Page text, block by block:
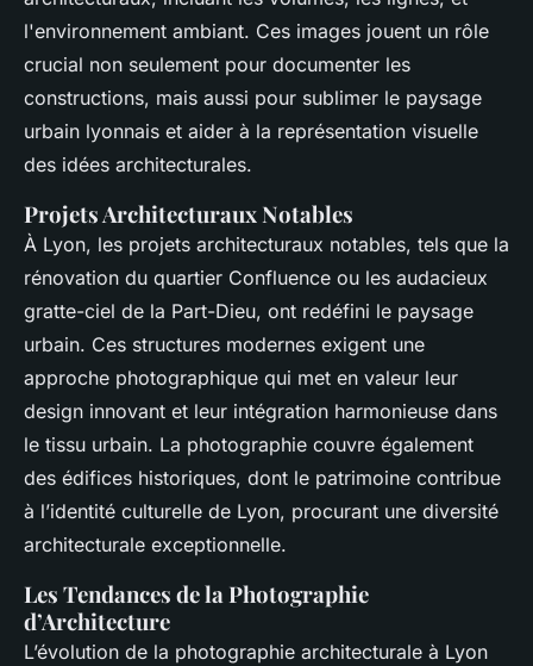
l'environnement ambiant. Ces images jouent un rôle
crucial non seulement pour documenter les
constructions, mais aussi pour sublimer le paysage
urbain lyonnais et aider à la représentation visuelle
des idées architecturales.
Projets Architecturaux Notables
À Lyon, les projets architecturaux notables, tels que la
rénovation du quartier Confluence ou les audacieux
gratte-ciel de la Part-Dieu, ont redéfini le paysage
urbain. Ces structures modernes exigent une
approche photographique qui met en valeur leur
design innovant et leur intégration harmonieuse dans
le tissu urbain. La photographie couvre également
des édifices historiques, dont le patrimoine contribue
à l’identité culturelle de Lyon, procurant une diversité
architecturale exceptionnelle.
Les Tendances de la Photographie
d’Architecture
L’évolution de la photographie architecturale à Lyon